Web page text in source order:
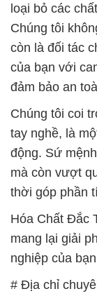
loại bỏ các
Chúng tôi
còn là đối tác
của bạn với
đảm bảo an
Chúng tôi coi
tay nghề, là
động. Sứ
mà còn vượt
thời góp phần
Hóa Chất Đắc
mang lại giải
nghiệp của
# Địa chỉ